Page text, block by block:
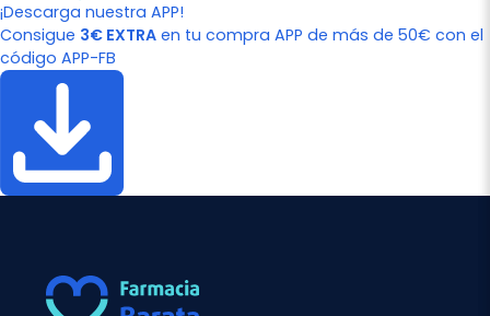
¡Descarga nuestra APP!
Consigue 3€ EXTRA en tu compra APP de más de 50€ con el
código APP-FB